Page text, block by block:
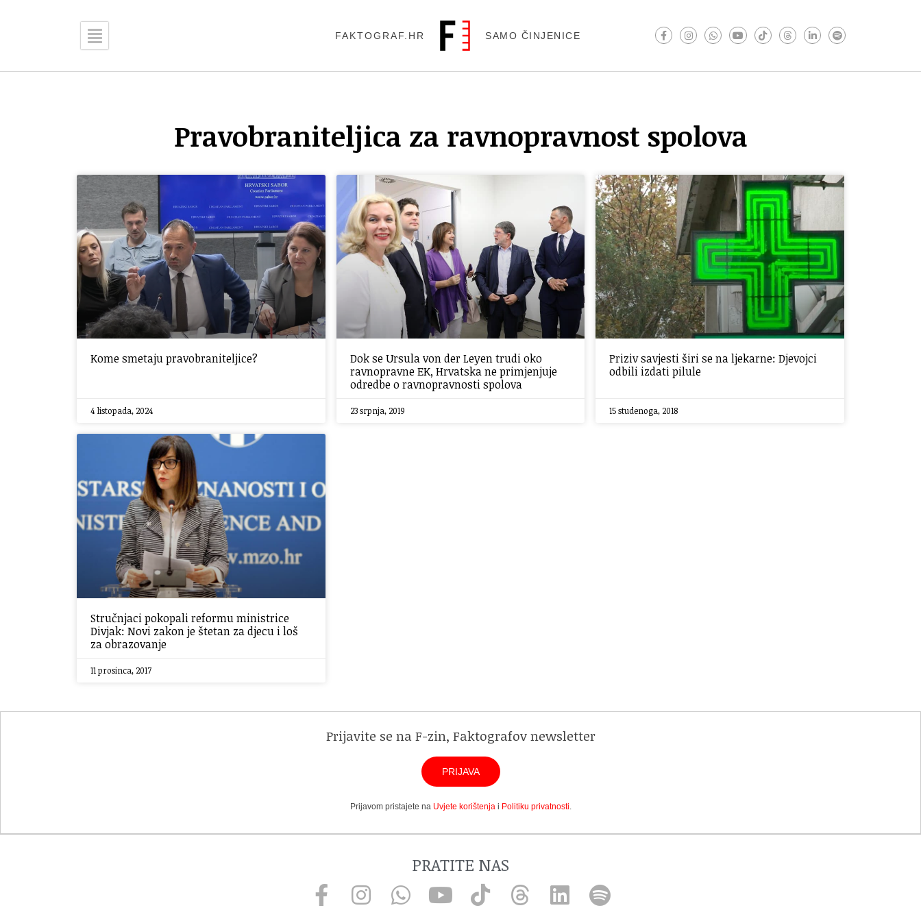
FAKTOGRAF.HR SAMO ČINJENICE
Pravobraniteljica za ravnopravnost spolova
Kome smetaju pravobraniteljice?
4 listopada, 2024
Dok se Ursula von der Leyen trudi oko
ravnopravne EK, Hrvatska ne primjenjuje
odredbe o ravnopravnosti spolova
23 srpnja, 2019
Priziv savjesti širi se na ljekarne: Djevojci
odbili izdati pilule
15 studenoga, 2018
Stručnjaci pokopali reformu ministrice
Divjak: Novi zakon je štetan za djecu i loš
za obrazovanje
11 prosinca, 2017
Prijavite se na F-zin, Faktografov newsletter
PRIJAVA
Prijavom pristajete na Uvjete korištenja i Politiku privatnosti
PRATITE NAS